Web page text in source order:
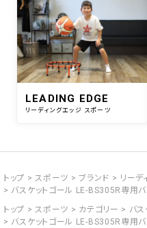
LEADING EDGE
リーディングエッジ スポーツ
トップ スポーツ ブランド
リーデ
バスケットゴール LE-BS305R専用
トップ
スポーツ カテゴリー バス
バスケットゴール LE-BS305R専用